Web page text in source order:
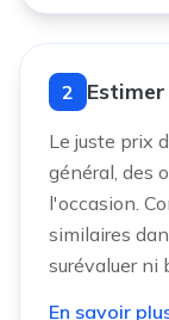
2
Le juste prix
général, des
l'occasion.
similaires
surévaluer ni
En savoir